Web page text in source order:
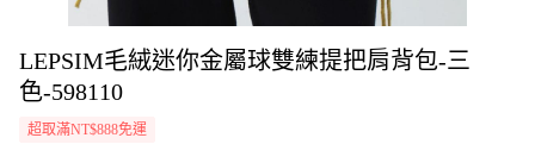
LEPSIM毛絨迷你金屬球雙練提把肩背包-三
色-598110
超取滿NT$888免運